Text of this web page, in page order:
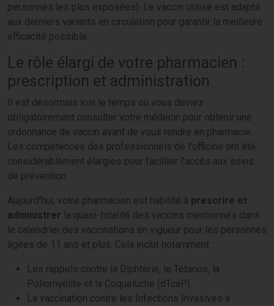
personnes les plus exposées). Le vaccin utilisé est adapté
aux derniers variants en circulation pour garantir la meilleure
efficacité possible.
Le rôle élargi de votre pharmacien :
prescription et administration
Il est désormais loin le temps où vous deviez
obligatoirement consulter votre médecin pour obtenir une
ordonnance de vaccin avant de vous rendre en pharmacie.
Les compétences des professionnels de l'officine ont été
considérablement élargies pour faciliter l'accès aux soins
de prévention.
Aujourd'hui, votre pharmacien est habilité à prescrire et
administrer la quasi-totalité des vaccins mentionnés dans
le calendrier des vaccinations en vigueur pour les personnes
âgées de 11 ans et plus. Cela inclut notamment :
Les rappels contre la Diphtérie, le Tétanos, la
Poliomyélite et la Coqueluche (dTcaP).
La vaccination contre les Infections Invasives à